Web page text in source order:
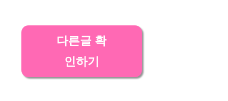
다른글 확
인하기